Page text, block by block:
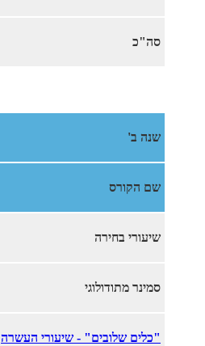
סה"כ
שנה ב'
שם הקורס
שיעורי בחירה
סמינר מתודולוגי
"כלים שלובים" - שיעורי העשרה